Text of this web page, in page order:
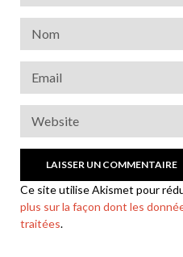
Ce site utilise Akismet pour
plus sur la façon dont les
traitées.